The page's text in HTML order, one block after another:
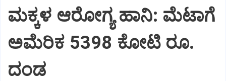
ಮಕ್ಕಳ ಆರೋಗ್ಯ ಹಾನಿ: ಮೆಟಾಗೆ
ಅಮೆರಿಕ 5398 ಕೋಟಿ ರೂ.
ದಂಡ